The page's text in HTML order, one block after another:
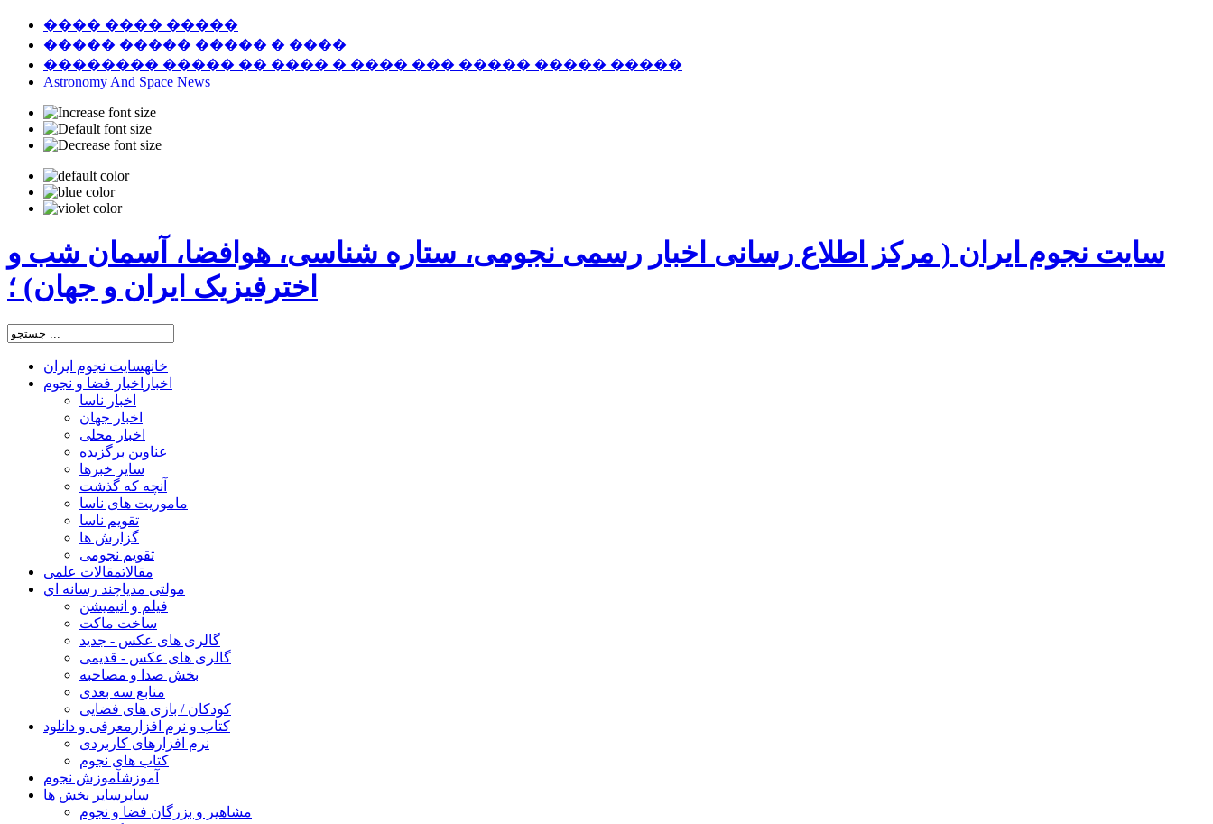
���� ���� �����
����� ����� ����� � ����
�������� ����� �� ���� � ���� ��� ����� ����� �����
Astronomy And Space News
سایت نجوم ایران ( مرکز اطلاع رسانی اخبار رسمی نجومی، ستاره شناسی، هوافضا، آسمان شب و
اخترفیزیک ایران و جهان) ؛
خانهسایت نجوم ایران
اخبار اخبار فضا و نجوم
اخبار ناسا
اخبار جهان
اخبار محلی
عناوین برگزیده
سایر خبرها
آنچه که گذشت
ماموریت های ناسا
تقویم ناسا
گزارش ها
تقویم نجومی
مقالاتمقالات علمی
مولتی مدیاچند رسانه اي
فیلم و انیمیشن
ساخت ماکت
گالری های عکس - جدید
گالری های عکس - قدیمی
بخش صدا و مصاحبه
منابع سه بعدی
کودکان / بازی های فضایی
کتاب و نرم افزار معرفی و دانلود
نرم افزارهای کاربردی
کتاب های نجوم
آموزشآموزش نجوم
سایر سایر بخش ها
مشاهیر و بزرگان فضا و نجوم